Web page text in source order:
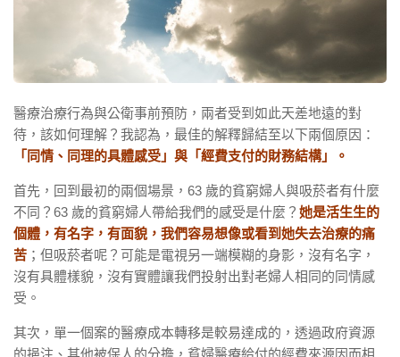
醫療治療行為與公衛事前預防，兩者受到如此天差地遠的對
待，該如何理解？我認為，最佳的解釋歸結至以下兩個原因：
「同情、同理的具體感受」與「經費支付的財務結構」。
首先，回到最初的兩個場景，63 歲的貧窮婦人與吸菸者有什麼
不同？63 歲的貧窮婦人帶給我們的感受是什麼？ 她是活生生的
個體，有名字，有面貌，我們容易想像或看到她失去治療的痛
苦 ；但吸菸者呢？可能是電視另一端模糊的身影，沒有名字，
沒有具體樣貌，沒有實體讓我們投射出對老婦人相同的同情感
受。
其次，單一個案的醫療成本轉移是較易達成的，透過政府資源
的挹注、其他被保人的分擔，貧婦醫療給付的經費來源因而相